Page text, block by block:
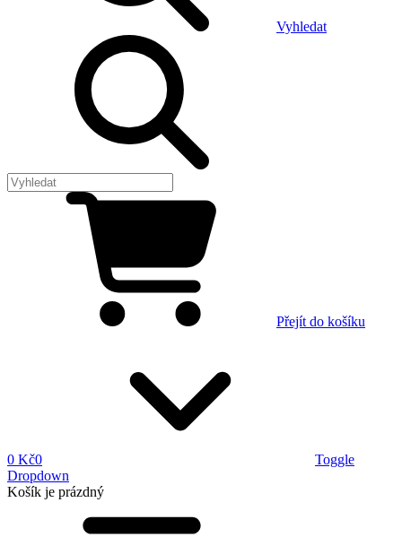
Vyhledat
Přejít do košíku
0 Kč0
Toggle
Dropdown
Košík je prázdný